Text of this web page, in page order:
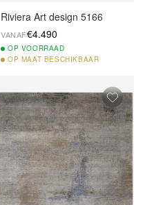
Riviera Art design 5166
VANAF€4.490
OP VOORRAAD
OP MAAT BESCHIKBAAR